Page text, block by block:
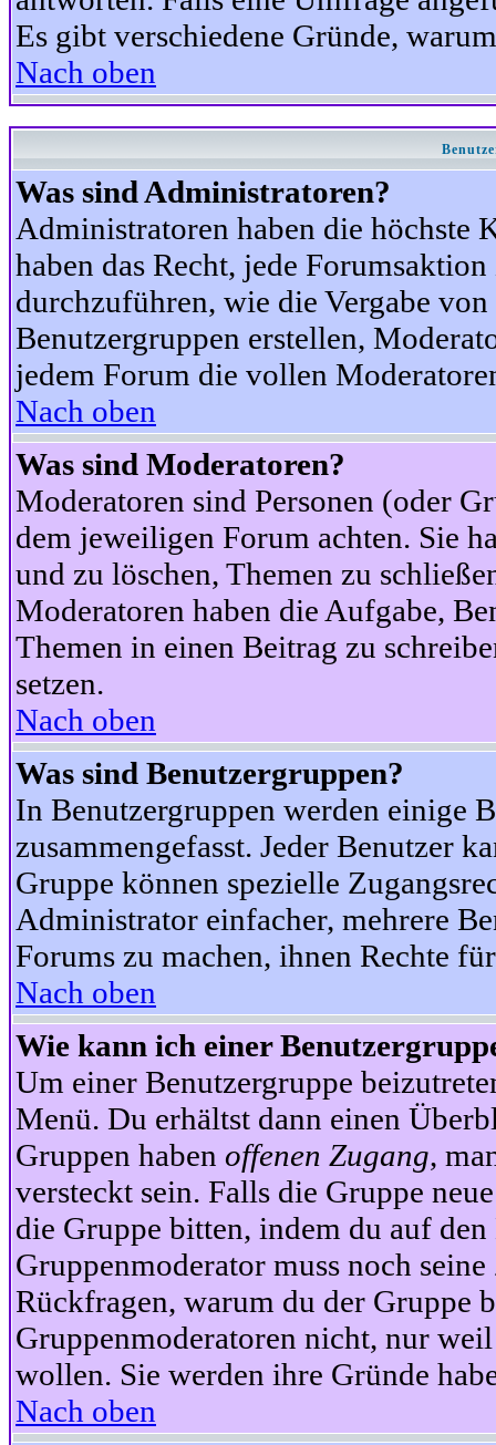
Es gibt verschiedene Gründe,
Nach oben
Was sind Administratoren?
Administratoren haben die höchste
haben das Recht, jede
durchzuführen, wie die Vergabe
Benutzergruppen erstellen,
jedem Forum die vollen
Nach oben
Was sind Moderatoren?
Moderatoren sind Personen (oder
dem jeweiligen Forum achten. Sie
und zu löschen, Themen zu
Moderatoren haben die Aufgabe,
Themen in einen Beitrag zu
setzen.
Nach oben
Was sind Benutzergruppen?
In Benutzergruppen werden einige
zusammengefasst. Jeder Benutzer
Gruppe können spezielle
Administrator einfacher, mehrere
Forums zu machen, ihnen Rechte
Nach oben
Wie kann ich einer
Um einer Benutzergruppe
Menü. Du erhältst dann einen
Gruppen haben offenen Zugang,
versteckt sein. Falls die Gruppe
die Gruppe bitten, indem du auf
Gruppenmoderator muss noch
Rückfragen, warum du der Gruppe
Gruppenmoderatoren nicht, nur
wollen. Sie werden ihre Gründe
Nach oben